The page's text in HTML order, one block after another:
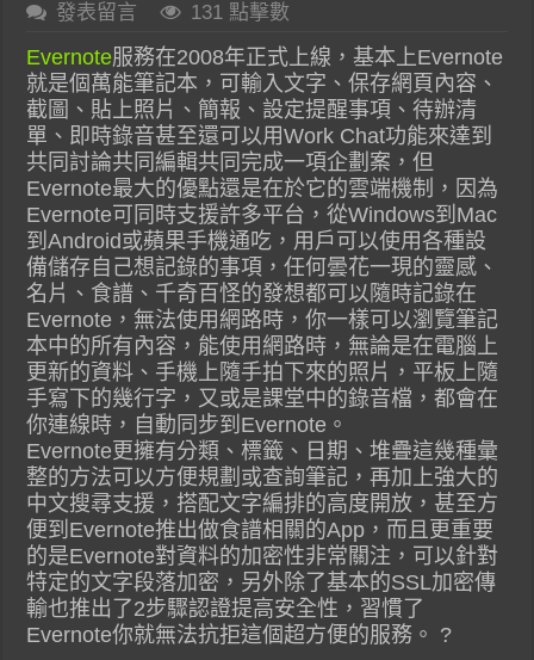
發表留言
131 點擊數
Evernote服務在2008年正式上線，基本上Evernote
就是個萬能筆記本，可輸入文字、保存網頁內容、
截圖、貼上照片、簡報、設定提醒事項、待辦清
單、即時錄音甚至還可以用Work Chat功能來達到
共同討論共同編輯共同完成一項企劃案，但
Evernote最大的優點還是在於它的雲端機制，因為
Evernote可同時支援許多平台，從Windows到Mac
到Android或蘋果手機通吃，用戶可以使用各種設
備儲存自己想記錄的事項，任何曇花一現的靈感、
名片、食譜、千奇百怪的發想都可以隨時記錄在
Evernote，無法使用網路時，你一樣可以瀏覽筆記
本中的所有內容，能使用網路時，無論是在電腦上
更新的資料、手機上隨手拍下來的照片，平板上隨
手寫下的幾行字，又或是課堂中的錄音檔，都會在
你連線時，自動同步到Evernote。
Evernote更擁有分類、標籤、日期、堆疊這幾種彙
整的方法可以方便規劃或查詢筆記，再加上強大的
中文搜尋支援，搭配文字編排的高度開放，甚至方
便到Evernote推出做食譜相關的App，而且更重要
的是Evernote對資料的加密性非常關注，可以針對
特定的文字段落加密，另外除了基本的SSL加密傳
輸也推出了2步驟認證提高安全性，習慣了
Evernote你就無法抗拒這個超方便的服務。 ?